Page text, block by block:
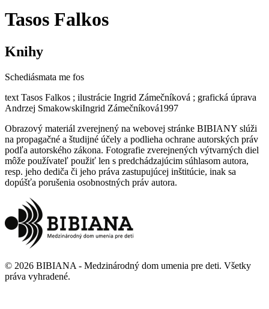
Tasos Falkos
Knihy
Schediásmata me fos
text Tasos Falkos ; ilustrácie Ingrid Zámečníková ; grafická úprava
Andrzej SmakowskiIngrid Zámečníková1997
Obrazový materiál zverejnený na webovej stránke BIBIANY slúži
na propagačné a študijné účely a podlieha ochrane autorských práv
podľa autorského zákona. Fotografie zverejnených výtvarných diel
môže používateľ použiť len s predchádzajúcim súhlasom autora,
resp. jeho dediča či jeho práva zastupujúcej inštitúcie, inak sa
dopúšťa porušenia osobnostných práv autora.
© 2026 BIBIANA - Medzinárodný dom umenia pre deti. Všetky
práva vyhradené.